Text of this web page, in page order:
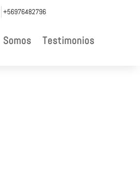
+56976482796
Somos Testimonios